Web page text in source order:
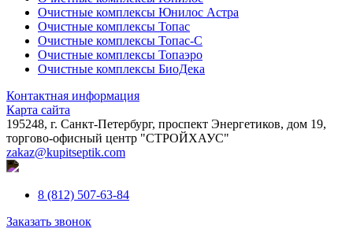
Очистные комплексы Юнилос Астра
Очистные комплексы Топас
Очистные комплексы Топас-С
Очистные комплексы Топаэро
Очистные комплексы БиоДека
Контактная информация
Карта сайта
195248, г. Санкт-Петербург, проспект Энергетиков, дом 19,
торгово-офисный центр "СТРОЙХАУС"
zakaz@kupitseptik.com
8 (812) 507-63-84
Заказать звонок